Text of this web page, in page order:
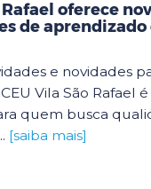
Rafael oferece
de aprendizado
e novidades
Vila São Rafael
quem busca
[saiba mais]